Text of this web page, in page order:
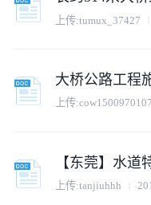
上传:tumux_37427
大桥公路工程
上传:
【东莞】水道
上传:tanjiuhhh